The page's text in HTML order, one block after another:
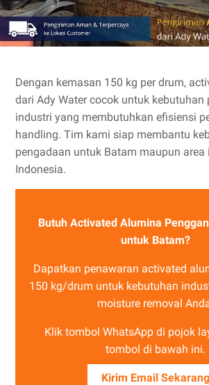
Dengan kemasan 150 kg per drum,
dari Ady Water cocok untuk kebutuhan
industri yang membutuhkan efisiensi
handling. Tim kami siap membantu
pengadaan untuk Batam maupun
Indonesia.
Butuh Activated Alumina
untuk Batam?
Dapatkan penawaran activated
150 kg/drum untuk kebutuhan
moisture removal
Klik tombol WhatsApp di pojok
tombol di bawah ini.
Kirim Email Sekarang